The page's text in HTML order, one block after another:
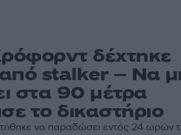
δέχτηκε
stalker – Να
στα 90 μέτρα
το δικαστήριο
να παραδώσει εντός 24 ωρών